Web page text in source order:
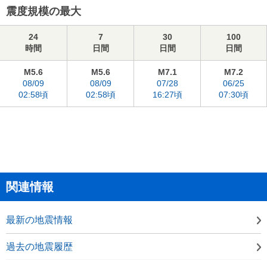
震度規模の最大
24
時間
7
日間
30
日間
100
日間
M5.6
08/09
02:58頃
M5.6
08/09
02:58頃
M7.1
07/28
16:27頃
M7.2
06/25
07:30頃
関連情報
最新の地震情報
過去の地震履歴